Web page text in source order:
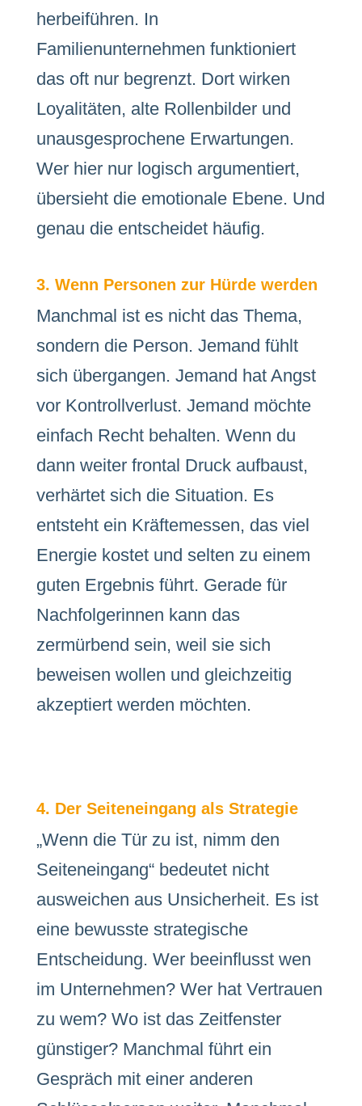
herbeiführen. In
Familienunternehmen funktioniert
das oft nur begrenzt. Dort wirken
Loyalitäten, alte Rollenbilder und
unausgesprochene Erwartungen.
Wer hier nur logisch argumentiert,
übersieht die emotionale Ebene. Und
genau die entscheidet häufig.
3. Wenn Personen zur Hürde werden
Manchmal ist es nicht das Thema,
sondern die Person. Jemand fühlt
sich übergangen. Jemand hat Angst
vor Kontrollverlust. Jemand möchte
einfach Recht behalten. Wenn du
dann weiter frontal Druck aufbaust,
verhärtet sich die Situation. Es
entsteht ein Kräftemessen, das viel
Energie kostet und selten zu einem
guten Ergebnis führt. Gerade für
Nachfolgerinnen kann das
zermürbend sein, weil sie sich
beweisen wollen und gleichzeitig
akzeptiert werden möchten.
4. Der Seiteneingang als Strategie
„Wenn die Tür zu ist, nimm den
Seiteneingang“ bedeutet nicht
ausweichen aus Unsicherheit. Es ist
eine bewusste strategische
Entscheidung. Wer beeinflusst wen
im Unternehmen? Wer hat Vertrauen
zu wem? Wo ist das Zeitfenster
günstiger? Manchmal führt ein
Gespräch mit einer anderen